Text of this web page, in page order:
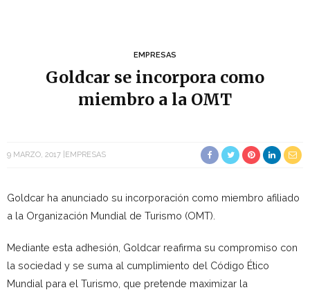
EMPRESAS
Goldcar se incorpora como
miembro a la OMT
9 MARZO, 2017 EMPRESAS
Goldcar ha anunciado su incorporación como miembro afiliado
a la Organización Mundial de Turismo (OMT).
Mediante esta adhesión, Goldcar reafirma su compromiso con
la sociedad y se suma al cumplimiento del Código Ético
Mundial para el Turismo, que pretende maximizar la